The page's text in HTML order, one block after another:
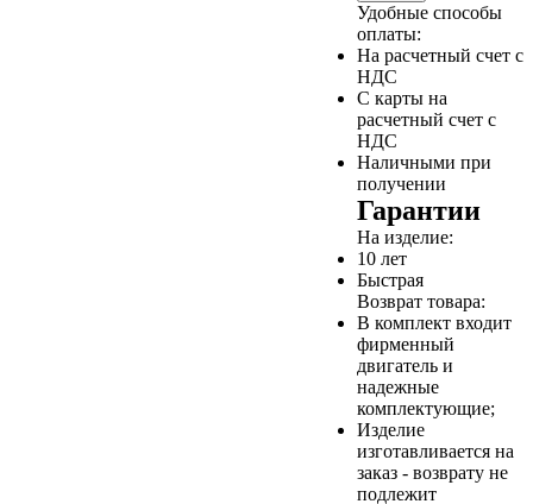
Удобные способы
оплаты:
На расчетный счет с
НДС
С карты на
расчетный счет с
НДС
Наличными при
получении
Гарантии
На изделие:
10 лет
Быстрая
Возврат товара:
В комплект входит
фирменный
двигатель и
надежные
комплектующие;
Изделие
изготавливается на
заказ - возврату не
подлежит